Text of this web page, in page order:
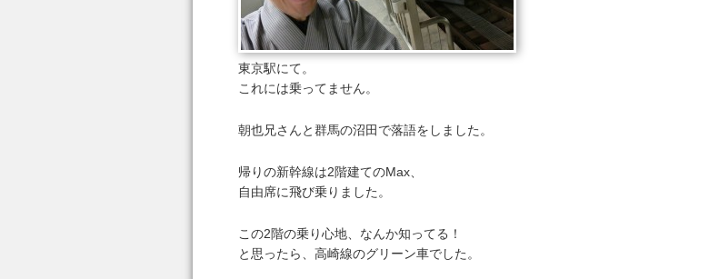
東京駅にて。
これには乗ってません。
朝也兄さんと群馬の沼田で落語をしました。
帰りの新幹線は2階建てのMax、
自由席に飛び乗りました。
この2階の乗り心地、なんか知ってる！
と思ったら、高崎線のグリーン車でした。